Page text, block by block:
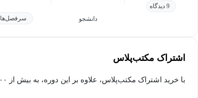
9 دیدگاه
دانشجو سرفصل‌ها
اشتراک مکتب‌پلاس
با خرید اشتراک مکتب‌پلاس، علاوه بر این دوره، به بیش از ۴،۰۰۰ دوره دیگر دسترسی خواهید داشت.